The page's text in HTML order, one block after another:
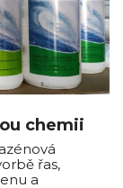
chemii
řas,
a